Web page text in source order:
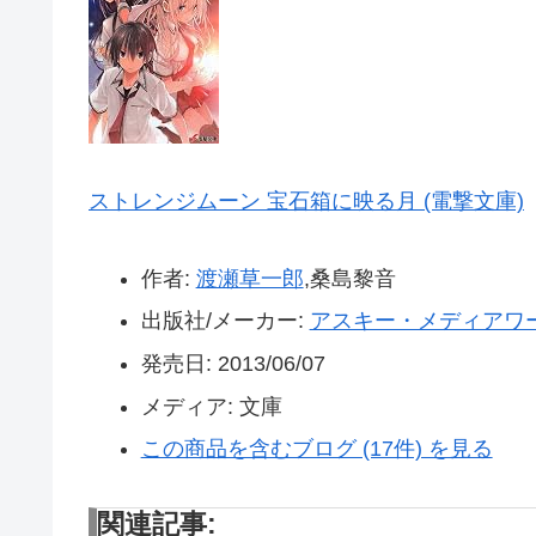
ストレンジムーン 宝石箱に映る月 (電撃文庫)
作者: 渡瀬草一郎,桑島黎音
出版社/メーカー: アスキー・メディアワ
発売日: 2013/06/07
メディア: 文庫
この商品を含むブログ (17件) を見る
関連記事: